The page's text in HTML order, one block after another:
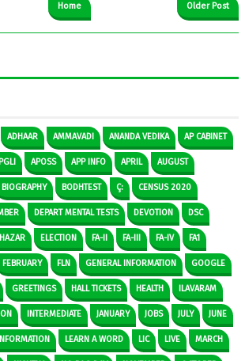
Older Post
Home
ADHAAR AMMAVADI ANANDA VEDIKA AP CABINET
APOSS APP INFO APRIL AUGUST
BIOGRAPHY BODHTEST Ç: CENSUS 2020
DEPART MENTAL TESTS DEVOTION DSC
ELECTION FA-II FA-III FA-IV FA1
FEBRUARY FLN GENERAL INFORMATION GOOGLE
GREETINGS HALL TICKETS HEALTH ILAVARAM
INTERMEDIATE JANUARY JOBS JULY JUNE
LEARN A WORD LIC LIVE MARCH